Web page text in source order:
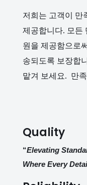
저희는 고객이 만
제공합니다. 모든
원을 제공함으로
송되도록 보장합
맡겨 보세요. 만
Quality
“Elevating
Where Every